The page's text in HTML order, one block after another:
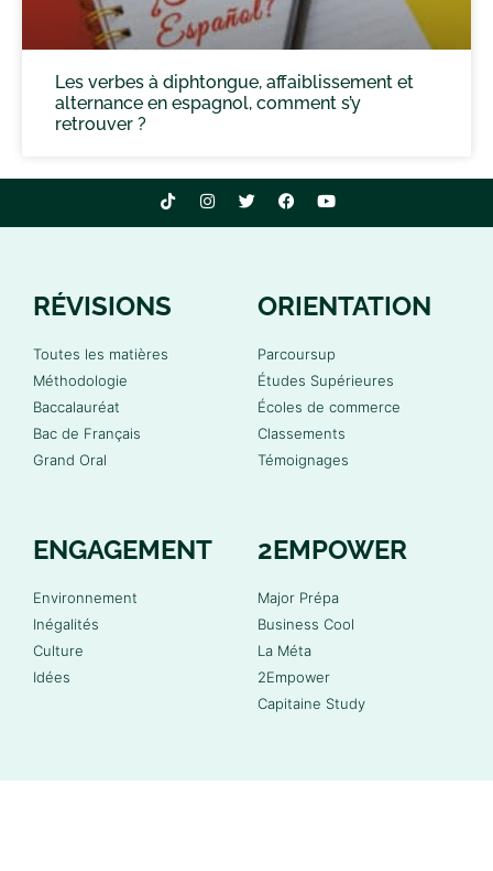
Les verbes à diphtongue, affaiblissement et
alternance en espagnol, comment s’y
retrouver ?
RÉVISIONS
Toutes les matières
Méthodologie
Baccalauréat
Bac de Français
Grand Oral
ORIENTATION
Parcoursup
Études Supérieures
Écoles de commerce
Classements
Témoignages
ENGAGEMENT
Environnement
Inégalités
Culture
Idées
2EMPOWER
Major Prépa
Business Cool
La Méta
2Empower
Capitaine Study